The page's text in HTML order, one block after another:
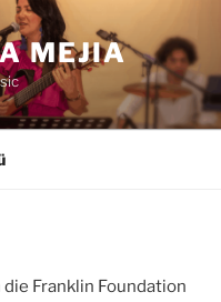
MEJIA
Franklin Foundation